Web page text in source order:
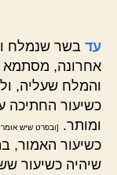
עד בשר שנמלח
אחרונה, מסתמא
והמלח שעליה,
כשיעור החתיכה
ומותר.
[ובפרט שיש
כשיעור האמור,
שיהיה כשיעור